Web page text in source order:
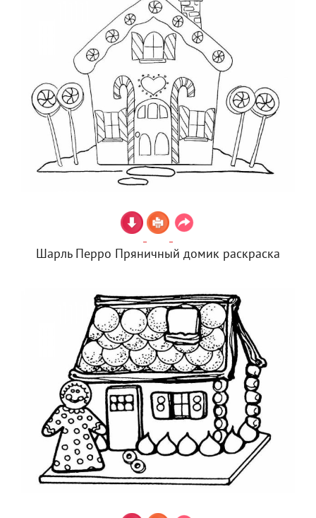
Шарль Перро Пряничный домик раскраска